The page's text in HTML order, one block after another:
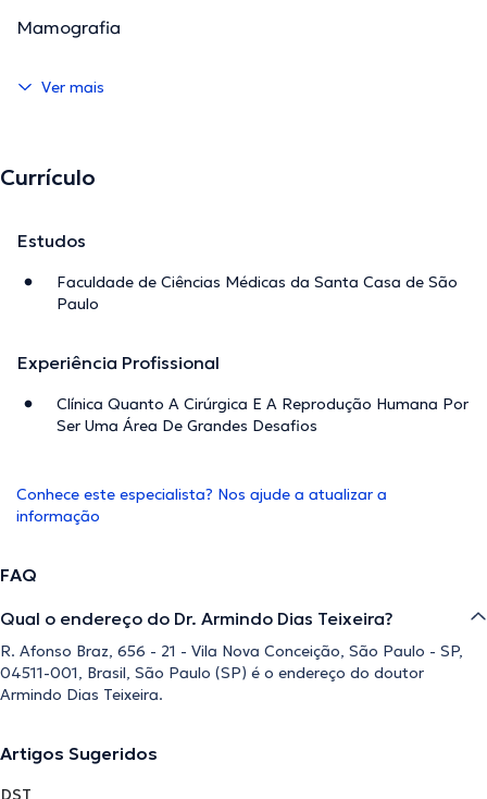
Mamografia
Ver mais
Currículo
Estudos
Faculdade de Ciências Médicas da Santa Casa de São
Paulo
Experiência Profissional
Clínica Quanto A Cirúrgica E A Reprodução Humana Por
Ser Uma Área De Grandes Desafios
Conhece este especialista? Nos ajude a atualizar a
informação
FAQ
Qual o endereço do Dr. Armindo Dias Teixeira?
R. Afonso Braz, 656 - 21 - Vila Nova Conceição, São Paulo - SP,
04511-001, Brasil, São Paulo (SP) é o endereço do doutor
Armindo Dias Teixeira.
Artigos Sugeridos
DST